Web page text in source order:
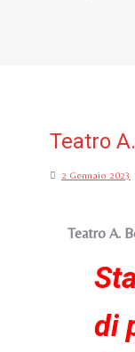
Teatro
2 Gennaio 2023
Teatro A.
di